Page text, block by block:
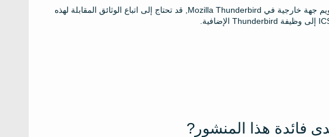
ملاحظة: إذا كنت تستخدم بعض الوظائف الإضافية لتقويم جهة خارجية في Mozilla Thunderbird, قد تحتاج إلى اتباع الوثائق المقابلة لهذه
فائدة هذا المنشور?